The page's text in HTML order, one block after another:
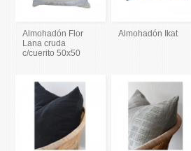
Almohadón Flor
Lana cruda
c/cuerito 50x50
Almohadón Ikat